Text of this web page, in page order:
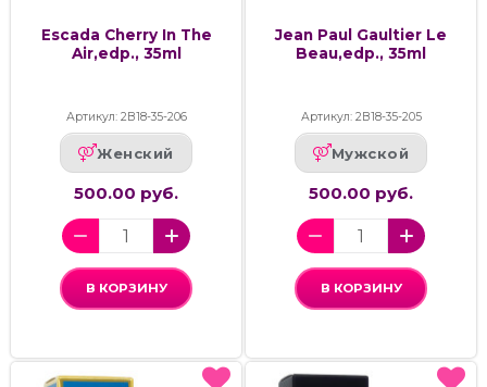
Escada Cherry In The
Air,edp., 35ml
Артикул: 2В18-35-206
Женский
500.00 руб.
В КОРЗИНУ
Jean Paul Gaultier Le
Beau,edp., 35ml
Артикул: 2В18-35-205
Мужской
500.00 руб.
В КОРЗИНУ